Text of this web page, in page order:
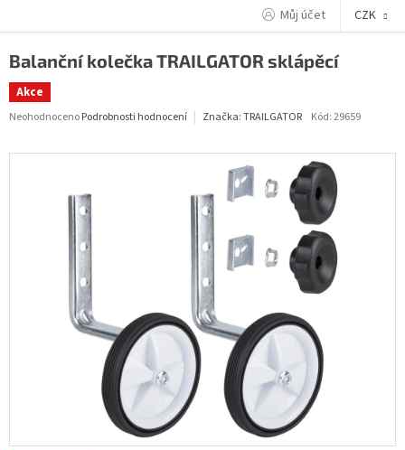
Můj účet CZK
Balanční kolečka TRAILGATOR sklápěcí
Akce
Průměrné
NeohodnocenoPodrobnosti hodnocení Značka:TRAILGATOR Kód:29659